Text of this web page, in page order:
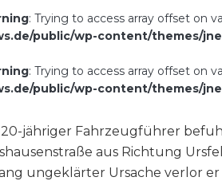
: Trying to access array offset on
public/wp-content/themes/
: Trying to access array offset on
public/wp-content/themes/
20-jähriger Fahrzeugführer
aus Richtung
ungeklärter Ursache verlor